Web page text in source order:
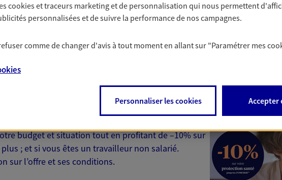
expertise.
budget et situation tout en profitant de –10% sur
; et si vous êtes un travailleur non salarié.
sur l’offre et ses conditions.
cookies et traceurs marketing et de personnalisation qui nous permettent
personnalisées et de suivre la performance de nos campagnes.
comme de changer d'avis à tout moment en allant sur"Paramétrer mes
Personnaliser les cookies Accepter